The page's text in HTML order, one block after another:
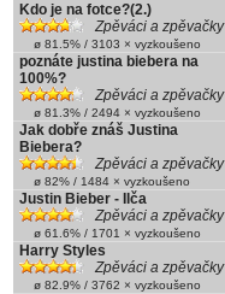
Kdo je na fotce?(2.)
Zpěváci a zpěvačky
ø 81.5% / 3103 × vyzkoušeno
poznáte justina biebera na
100%?
Zpěváci a zpěvačky
ø 81.3% / 2494 × vyzkoušeno
Jak dobře znáš Justina
Biebera?
Zpěváci a zpěvačky
ø 82% / 1484 × vyzkoušeno
Justin Bieber - Ilča
Zpěváci a zpěvačky
ø 61.6% / 1701 × vyzkoušeno
Harry Styles
Zpěváci a zpěvačky
ø 82.9% / 3762 × vyzkoušeno